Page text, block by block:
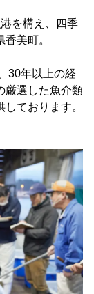
を構え、四季
美町。
30年以上の経
厳選した魚介類
ております。